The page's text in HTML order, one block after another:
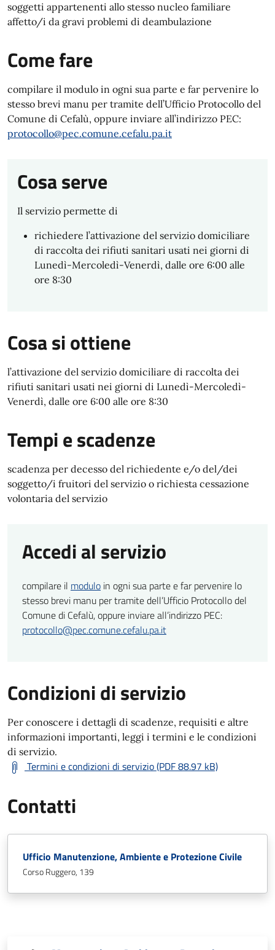
soggetti appartenenti allo stesso nucleo familiare
affetto/i da gravi problemi di deambulazione
Come fare
compilare il modulo in ogni sua parte e far pervenire lo
stesso brevi manu per tramite dell’Ufficio Protocollo del
Comune di Cefalù, oppure inviare all’indirizzo PEC:
protocollo@pec.comune.cefalu.pa.it
Cosa serve
Il servizio permette di
richiedere l’attivazione del servizio domiciliare
di raccolta dei rifiuti sanitari usati nei giorni di
Lunedì-Mercoledì-Venerdì, dalle ore 6:00 alle
ore 8:30
Cosa si ottiene
l’attivazione del servizio domiciliare di raccolta dei
rifiuti sanitari usati nei giorni di Lunedì-Mercoledì-
Venerdì, dalle ore 6:00 alle ore 8:30
Tempi e scadenze
scadenza per decesso del richiedente e/o del/dei
soggetto/i fruitori del servizio o richiesta cessazione
volontaria del servizio
Accedi al servizio
compilare il modulo in ogni sua parte e far pervenire lo
stesso brevi manu per tramite dell’Ufficio Protocollo del
Comune di Cefalù, oppure inviare all’indirizzo PEC:
protocollo@pec.comune.cefalu.pa.it
Condizioni di servizio
Per conoscere i dettagli di scadenze, requisiti e altre
informazioni importanti, leggi i termini e le condizioni
di servizio.
Termini e condizioni di servizio (PDF 88.97 kB)
Contatti
Ufficio Manutenzione, Ambiente e Protezione Civile
Corso Ruggero, 139